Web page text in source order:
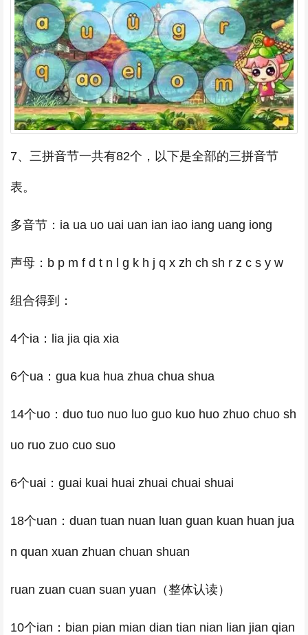
7、三拼音节一共有82个，以下是全部的三拼音节
表。
多音节：ia ua uo uai uan ian iao iang uang iong
声母：b p m f d t n l g k h j q x zh ch sh r z c s y w
组合得到：
4个ia：lia jia qia xia
6个ua：gua kua hua zhua chua shua
14个uo：duo tuo nuo luo guo kuo huo zhuo chuo sh
uo ruo zuo cuo suo
6个uai：guai kuai huai zhuai chuai shuai
18个uan：duan tuan nuan luan guan kuan huan jua
n quan xuan zhuan chuan shuan
ruan zuan cuan suan yuan（整体认读）
10个ian：bian pian mian dian tian nian lian jian qian